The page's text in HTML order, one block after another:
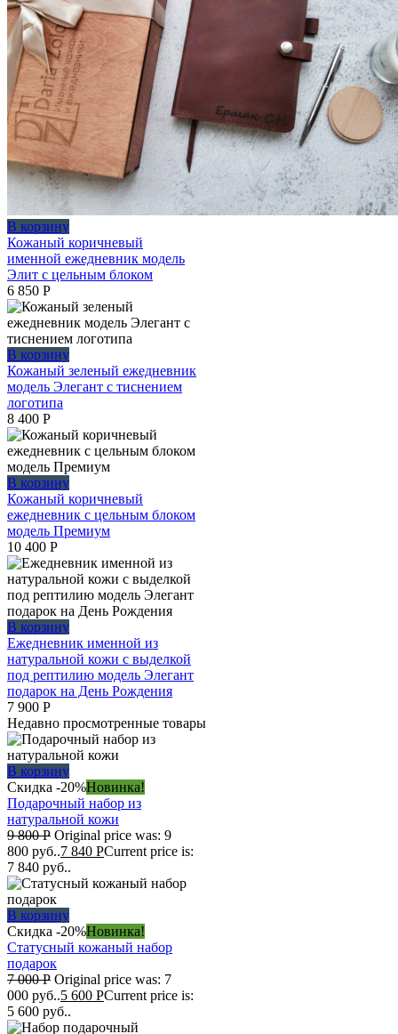
В корзину
Кожаный коричневый
именной ежедневник модель
Элит с цельным блоком
6 850 Р
В корзину
Кожаный зеленый ежедневник
модель Элегант с тиснением
логотипа
8 400 Р
В корзину
Кожаный коричневый
ежедневник с цельным блоком
модель Премиум
10 400 Р
В корзину
Ежедневник именной из
натуральной кожи с выделкой
под рептилию модель Элегант
подарок на День Рождения
7 900 Р
Недавно просмотренные товары
В корзину
Скидка -20%Новинка!
Подарочный набор из
натуральной кожи
9 800Р Original price was: 9
800 руб..7 840 РCurrent price is:
7 840 руб..
В корзину
Скидка -20%Новинка!
Статусный кожаный набор
подарок
7 000Р Original price was: 7
000 руб..5 600 РCurrent price is:
5 600 руб..